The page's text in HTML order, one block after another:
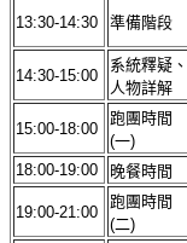
13:30-14:30 準備階段
14:30-15:00
系統釋疑、
人物詳解
15:00-18:00
跑團時間
(一)
18:00-19:00 晚餐時間
19:00-21:00
跑團時間
(二)